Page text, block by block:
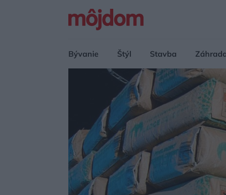
Bývanie Štýl Stavba